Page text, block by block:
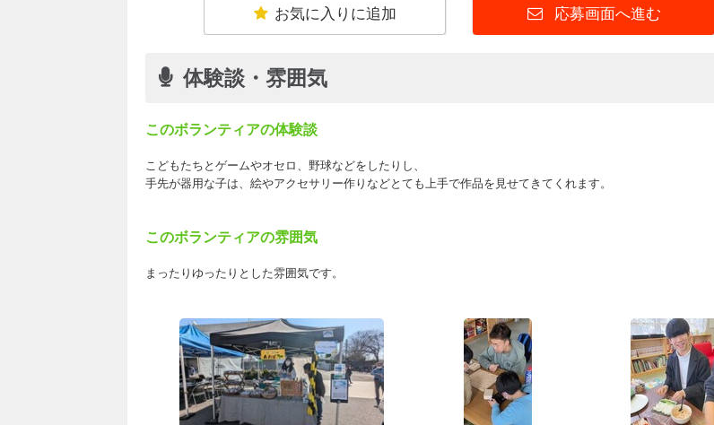
応募画面へ進む
お気に入りに追加
体験談・雰囲気
このボランティアの体験談
こどもたちとゲームやオセロ、野球などをしたりし、
手先が器用な子は、絵やアクセサリー作りなどとても上手で作品を見せてきてくれます。
このボランティアの雰囲気
まったりゆったりとした雰囲気です。